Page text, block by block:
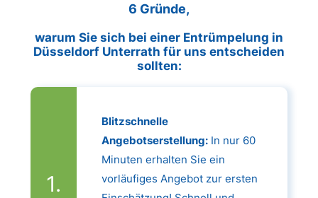
6 Gründe,
warum Sie sich bei einer Entrümpelung in
Düsseldorf Unterrath für uns entscheiden
sollten:
Blitzschnelle
Angebotserstellung:In nur 60
Minuten erhalten Sie ein
vorläufiges Angebot zur ersten